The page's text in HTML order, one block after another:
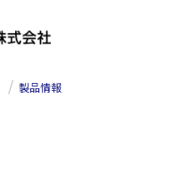
製品情報